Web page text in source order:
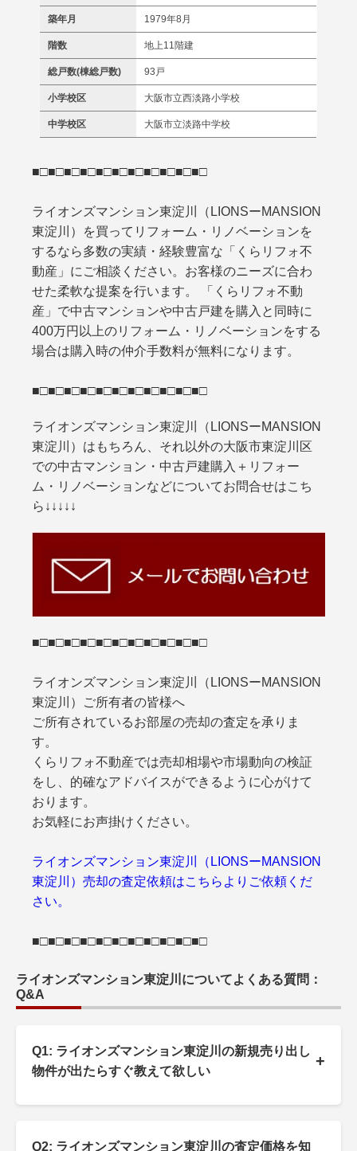
築年月 1979年8月
階数 地上11階建
総戸数(棟総戸数) 93戸
小学校区 大阪市立西淡路小学校
中学校区 大阪市立淡路中学校
■□■□■□■□■□■□■□■□■□■□■□
ライオンズマンション東淀川（LIONSーMANSION
東淀川）を買ってリフォーム・リノベーションを
するなら多数の実績・経験豊富な「くらリフォ不
動産」にご相談ください。お客様のニーズに合わ
せた柔軟な提案を行います。 「くらリフォ不動
産」で中古マンションや中古戸建を購入と同時に
400万円以上のリフォーム・リノベーションをする
場合は購入時の仲介手数料が無料になります。
■□■□■□■□■□■□■□■□■□■□■□
ライオンズマンション東淀川（LIONSーMANSION
東淀川）はもちろん、それ以外の大阪市東淀川区
での中古マンション・中古戸建購入＋リフォー
ム・リノベーションなどについてお問合せはこち
ら↓↓↓↓↓
■□■□■□■□■□■□■□■□■□■□■□
ライオンズマンション東淀川（LIONSーMANSION
東淀川）ご所有者の皆様へ
ご所有されているお部屋の売却の査定を承りま
す。
くらリフォ不動産では売却相場や市場動向の検証
をし、的確なアドバイスができるように心がけて
おります。
お気軽にお声掛けください。
ライオンズマンション東淀川（LIONSーMANSION
東淀川）売却の査定依頼はこちらよりご依頼くだ
さい。
■□■□■□■□■□■□■□■□■□■□■□
ライオンズマンション東淀川についてよくある質問：
Q&A
Q1: ライオンズマンション東淀川の新規売り出し
物件が出たらすぐ教えて欲しい
+
Q2: ライオンズマンション東淀川の査定価格を知